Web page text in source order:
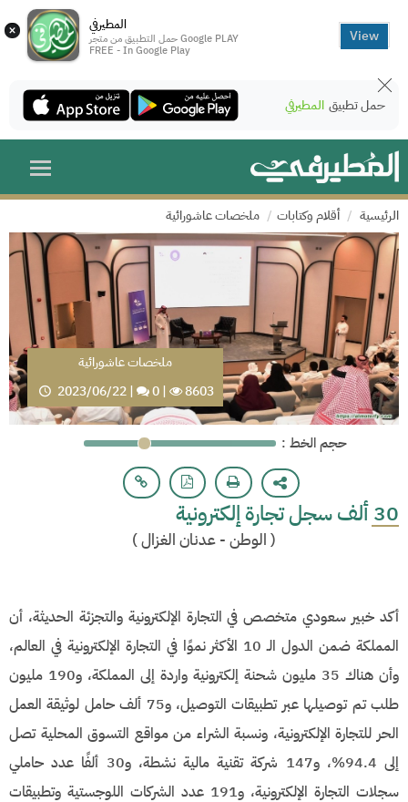
× المطيرفي
حمل التطبيق من متجر Google PLAY
FREE - In Google Play
View
حمل تطبيق المطيرفي
الرئيسية أقلام وكتابات ملخصات عاشورائية
ملخصات عاشورائية
2023/06/22| 0| 8603
: حجم الخط
30 ألف سجل تجارة إلكترونية
( الوطن - عدنان الغزال)
أكد خبير سعودي متخصص في التجارة الإلكترونية والتجزئة الحديثة، أن
المملكة ضمن الدول الـ 10 الأكثر نموًا في التجارة الإلكترونية في العالم،
وأن هناك 35 مليون شحنة إلكترونية واردة إلى المملكة، و190 مليون
طلب تم توصيلها عبر تطبيقات التوصيل، و75 ألف حامل لوثيقة العمل
الحر للتجارة الإلكترونية، ونسبة الشراء من مواقع التسوق المحلية تصل
إلى 94.4%، و147 شركة تقنية مالية نشطة، و30 ألفًا عدد حاملي
سجلات التجارة الإلكترونية، و191 عدد الشركات اللوجستية وتطبيقات